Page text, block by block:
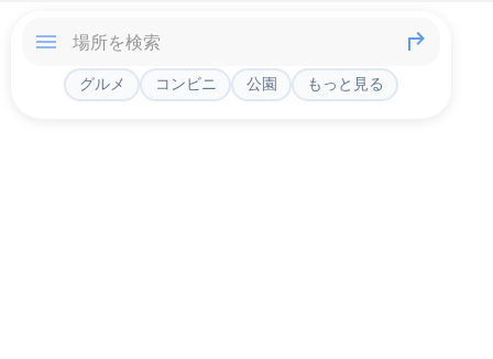
グルメ コンビニ 公園 もっと見る